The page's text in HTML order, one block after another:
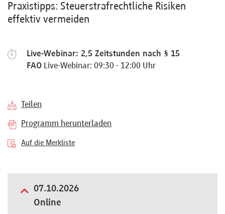
e-
Kontakt
Über
uns
Praxistipps: Steuerstrafrechtliche Risiken
effektiv vermeiden
Live-Webinar: 2,5 Zeitstunden nach § 15
FAO Live-Webinar: 09:30 - 12:00 Uhr
Teilen
Programm herunterladen
Auf die Merkliste
07.10.2026
Online